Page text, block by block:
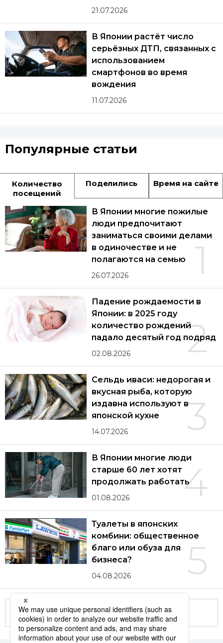
21.07.2026
В Японии растёт число
серьёзных ДТП, связанных с
использованием
смартфонов во время
вождения
11.07.2026
Популярные статьи
Количество
посещений
Поделились Время на сайте
1
В Японии многие пожилые
люди предпочитают
заниматься своими делами
в одиночестве и не
полагаются на семью
26.07.2026
2
Падение рождаемости в
Японии: в 2025 году
количество рождений
падало десятый год подряд
02.08.2026
3
Сельдь иваси: недорогая и
вкусная рыба, которую
издавна используют в
японской кухне
14.07.2026
4
В Японии многие люди
старше 60 лет хотят
продолжать работать
01.08.2026
5
Туалеты в японских
комбини: общественное
благо или обуза для
бизнеса?
04.08.2026
Другие статьи по теме